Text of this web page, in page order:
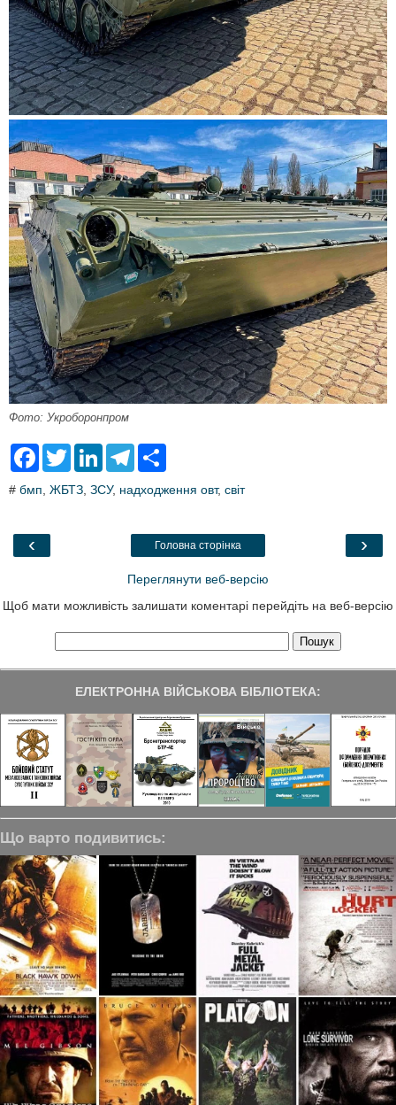
Фото: Укроборонпром
F
e
o
T
t
L
k
T
e
a
r
# бмп ЖБТЗ ЗСУ, надходження овт, світ
‹ ›
Головна сторінка
Переглянути веб-версію
Щоб мати можливість залишати коментарі перейдіть на веб-версію
ЕЛЕКТРОННА ВІЙСЬКОВА БІБЛІОТЕКА:
Що варто подивитись: